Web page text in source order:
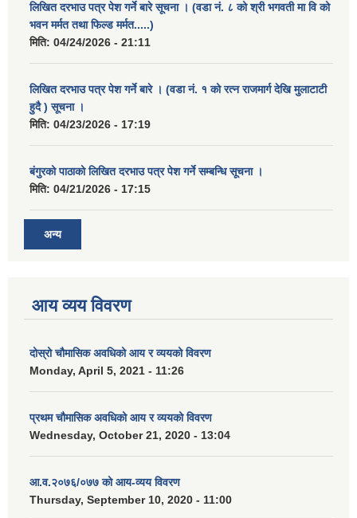
लिखित दरभाउ पत्र पेश गर्ने बारे सूचना । (वडा नं. ८ को श्री भगवती मा वि को
भवन मर्मत तथा फिल्ड मर्मत.....)
मिति: 04/24/2026 - 21:11
लिखित दरभाउ पत्र पेश गर्ने बारे । (वडा नं. १ को रत्न राजमार्ग देखि मुलाटाटी
हुदै ) सूचना ।
मिति: 04/23/2026 - 17:19
बंगुरको पाठाको लिखित दरभाउ पत्र पेश गर्ने सम्बन्धि सूचना ।
मिति: 04/21/2026 - 17:15
अन्य
आय व्यय विवरण
दोस्रो चौमासिक अवधिको आय र व्ययको विवरण
Monday, April 5, 2021 - 11:26
प्रथम चौमासिक अवधिको आय र व्ययको विवरण
Wednesday, October 21, 2020 - 13:04
आ.व.२०७६/०७७ को आय-व्यय विवरण
Thursday, September 10, 2020 - 11:00